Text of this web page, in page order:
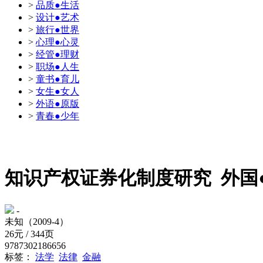
> 品质●生活
> 设计●艺术
> 旅行●世界
> 心理●心灵
> 经管●理财
> 职场●人生
> 童书●育儿
> 女生●女人
> 外语●原版
> 青春●少年
知识产权证券化制度研究外
-
未知（2009-4）
26元 / 344页
9787302186656
标签： 法学 法律 金融